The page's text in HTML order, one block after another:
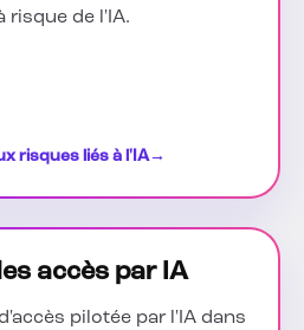
risque de l'IA.
risques liés à l'IA→
accès par IA
pilotée par l'IA dans